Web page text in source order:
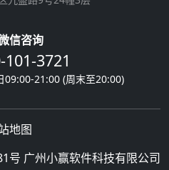
信咨询
101-3721
09:00-21:00 (周末至20:00)
地图
号 广州小赢软件科技有限公司